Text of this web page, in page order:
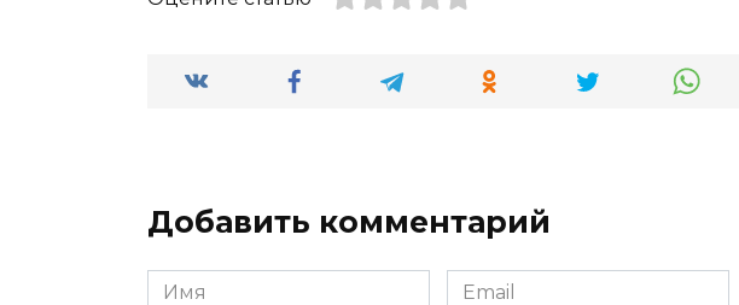
Добавить комментарий
Имя
Email